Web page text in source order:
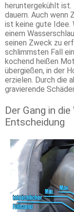
heruntergekühlt ist.
dauern. Auch wenn
ist keine gute Idee.
einem
seinen Zweck zu
schlimmsten Fall
kochend heißen
übergießen, in der
erzielen. Durch die
gravierende
Der Gang in
Entscheidung